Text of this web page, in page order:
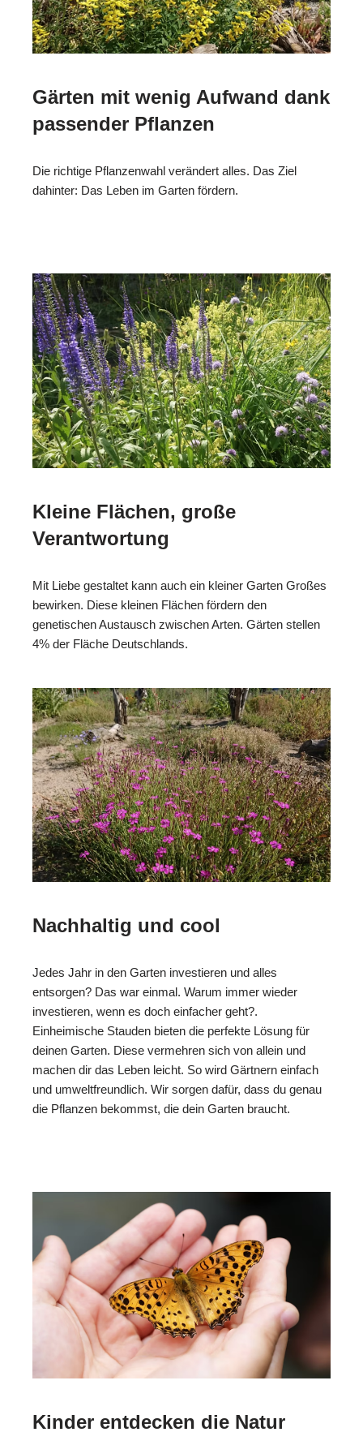
Gärten mit wenig Aufwand dank
passender Pflanzen
Die richtige Pflanzenwahl verändert alles. Das Ziel
dahinter: Das Leben im Garten fördern.
Kleine Flächen, große
Verantwortung
Mit Liebe gestaltet kann auch ein kleiner Garten Großes
bewirken. Diese kleinen Flächen fördern den
genetischen Austausch zwischen Arten. Gärten stellen
4% der Fläche Deutschlands.
Nachhaltig und cool
Jedes Jahr in den Garten investieren und alles
entsorgen? Das war einmal. Warum immer wieder
investieren, wenn es doch einfacher geht?.
Einheimische Stauden bieten die perfekte Lösung für
deinen Garten. Diese vermehren sich von allein und
machen dir das Leben leicht. So wird Gärtnern einfach
und umweltfreundlich. Wir sorgen dafür, dass du genau
die Pflanzen bekommst, die dein Garten braucht.
Kinder entdecken die Natur